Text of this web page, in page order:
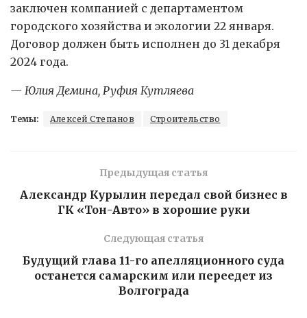
заключен компанией с департаментом
городского хозяйства и экологии 22 января.
Договор должен быть исполнен до 31 декабря
2024 года.
— Юлия Демина, Руфия Кутляева
Темы: Алексей Степанов Строительство
Предыдущая статья
Александр Курылин передал свой бизнес в
ГК «Тон-Авто» в хорошие руки
Следующая статья
Будущий глава 11-го апелляционного суда
останется самарским или переедет из
Волгограда